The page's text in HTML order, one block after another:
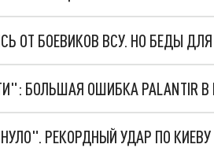
ОТ БОЕВИКОВ ВСУ. НО БЕДЫ